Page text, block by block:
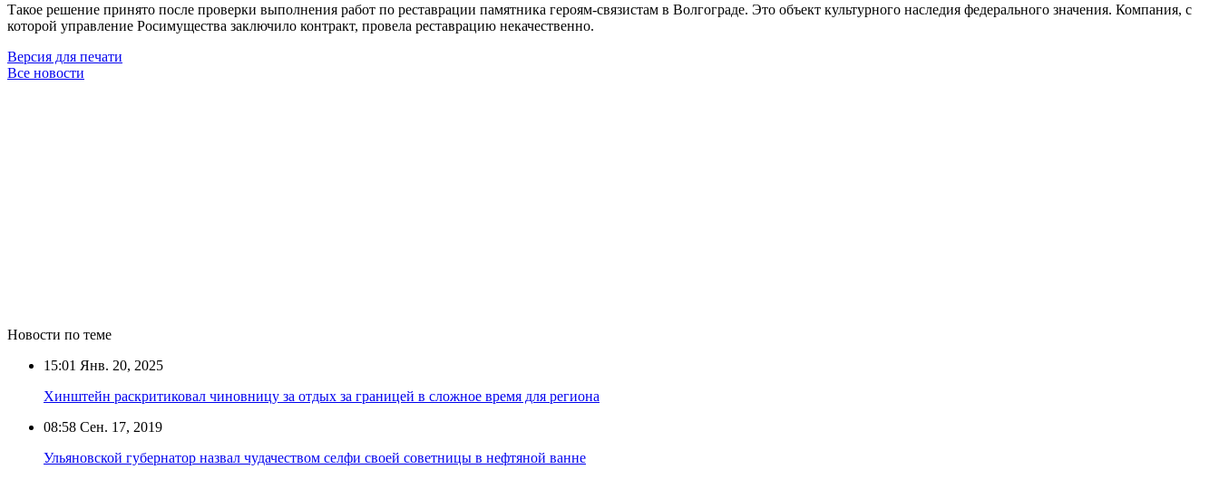
Такое решение принято после проверки выполнения работ по реставрации памятника героям-связистам в Волгограде. Это объект культурного наследия федерального значения. Компания, с
которой управление Росимущества заключило контракт, провела реставрацию некачественно.
Версия для печати
Все новости
Новости по теме
15:01 Янв. 20, 2025
Хинштейн раскритиковал чиновницу за отдых за границей в сложное время для региона
08:58 Сен. 17, 2019
Ульяновской губернатор назвал чудачеством селфи своей советницы в нефтяной ванне